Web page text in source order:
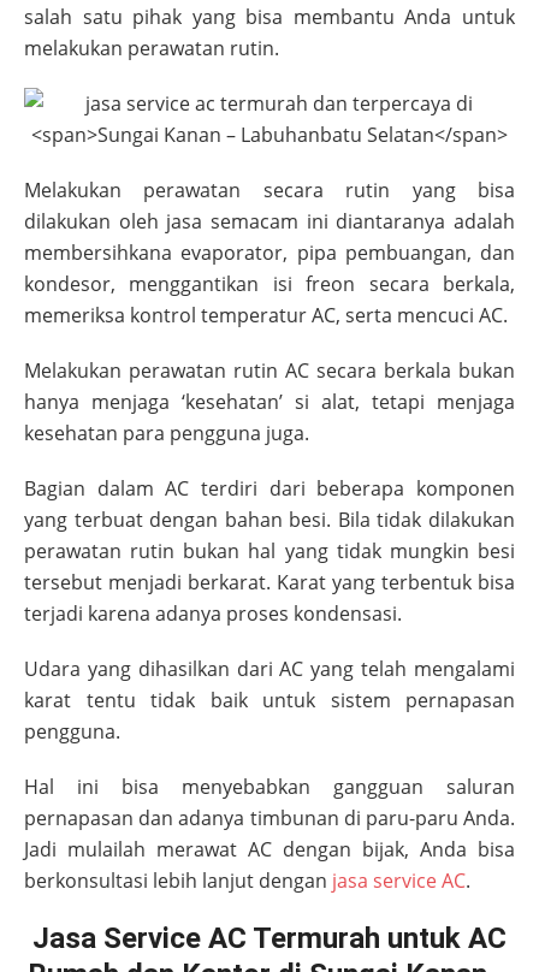
salah satu pihak yang bisa membantu Anda untuk
melakukan perawatan rutin.
Melakukan perawatan secara rutin yang bisa
dilakukan oleh jasa semacam ini diantaranya adalah
membersihkana evaporator, pipa pembuangan, dan
kondesor, menggantikan isi freon secara berkala,
memeriksa kontrol temperatur AC, serta mencuci AC.
Melakukan perawatan rutin AC secara berkala bukan
hanya menjaga ‘kesehatan’ si alat, tetapi menjaga
kesehatan para pengguna juga.
Bagian dalam AC terdiri dari beberapa komponen
yang terbuat dengan bahan besi. Bila tidak dilakukan
perawatan rutin bukan hal yang tidak mungkin besi
tersebut menjadi berkarat. Karat yang terbentuk bisa
terjadi karena adanya proses kondensasi.
Udara yang dihasilkan dari AC yang telah mengalami
karat tentu tidak baik untuk sistem pernapasan
pengguna.
Hal ini bisa menyebabkan gangguan saluran
pernapasan dan adanya timbunan di paru-paru Anda.
Jadi mulailah merawat AC dengan bijak, Anda bisa
berkonsultasi lebih lanjut dengan jasa service AC.
Jasa Service AC Termurah untuk AC